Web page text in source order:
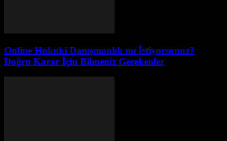
Online Hukuki Danışmanlık mı İstiyorsunuz?
Doğru Karar İçin Bilmeniz Gerekenler